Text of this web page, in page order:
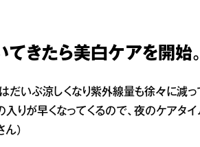
きたら美白ケアを開始。
はだいぶ涼しくなり紫外線量も徐々に減
入りが早くなってくるので、夜のケアタ
）